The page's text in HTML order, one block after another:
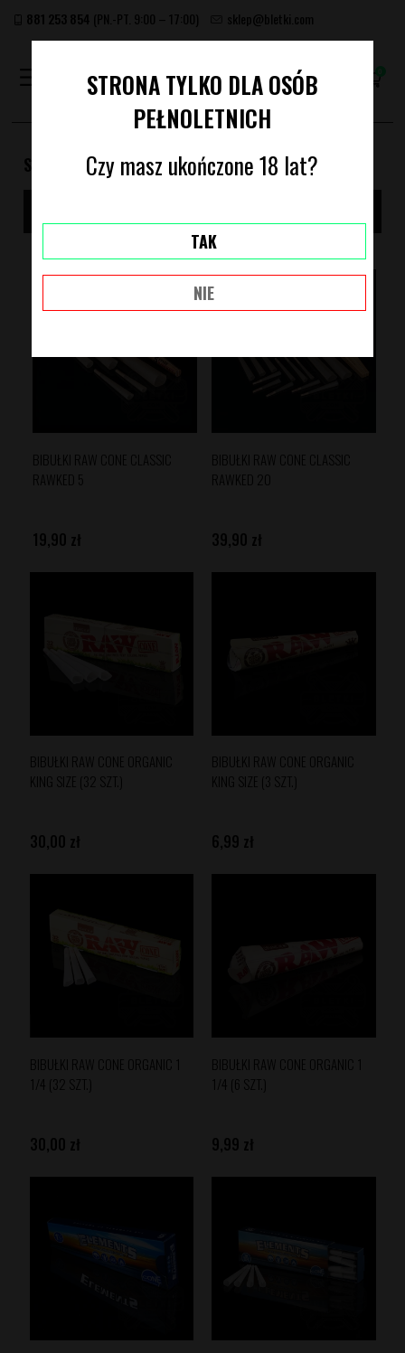
881 253 854 (PN.-PT. 9:00 – 17:00) sklep@bletki.com
SKRĘCONE GOTOWE BIBUŁKI
BIBUŁKI RAW CONE CLASSIC
RAWKED 5
19,90 zł
BIBUŁKI RAW CONE CLASSIC
RAWKED 20
39,90 zł
BIBUŁKI RAW CONE ORGANIC
KING SIZE (32 SZT.)
30,00 zł
BIBUŁKI RAW CONE ORGANIC
KING SIZE (3 SZT.)
6,99 zł
BIBUŁKI RAW CONE ORGANIC 1
1/4 (32 SZT.)
30,00 zł
BIBUŁKI RAW CONE ORGANIC 1
1/4 (6 SZT.)
9,99 zł
STRONA TYLKO DLA OSÓB
PEŁNOLETNICH
Czy masz ukończone 18 lat?
TAK
NIE